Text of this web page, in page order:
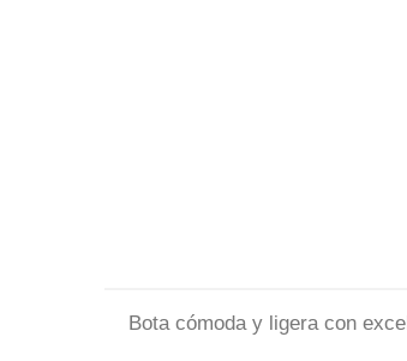
Bota cómoda y ligera con